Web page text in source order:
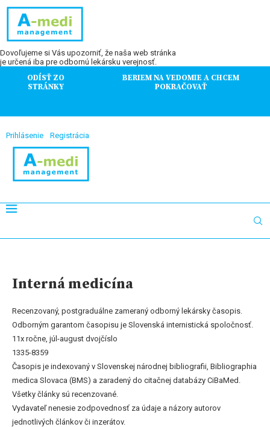
Dovoľujeme si Vás upozorniť, že naša web stránka
je určená iba pre odbornú lekársku verejnosť.
ODÍSŤ ZO
STRÁNKY
BERIEM NA VEDOMIE A CHCEM
POKRAČOVAŤ
Prihlásenie Registrácia
Interná medicína
Recenzovaný, postgraduálne zameraný odborný lekársky časopis.
Odborným garantom časopisu je Slovenská internistická spoločnosť.
11x ročne, júl-august dvojčíslo
1335-8359
Časopis je indexovaný v Slovenskej národnej bibliografii, Bibliographia
medica Slovaca (BMS) a zaradený do citačnej databázy CiBaMed.
Všetky články sú recenzované.
Vydavateľ nenesie zodpovednosť za údaje a názory autorov
jednotlivých článkov či inzerátov.